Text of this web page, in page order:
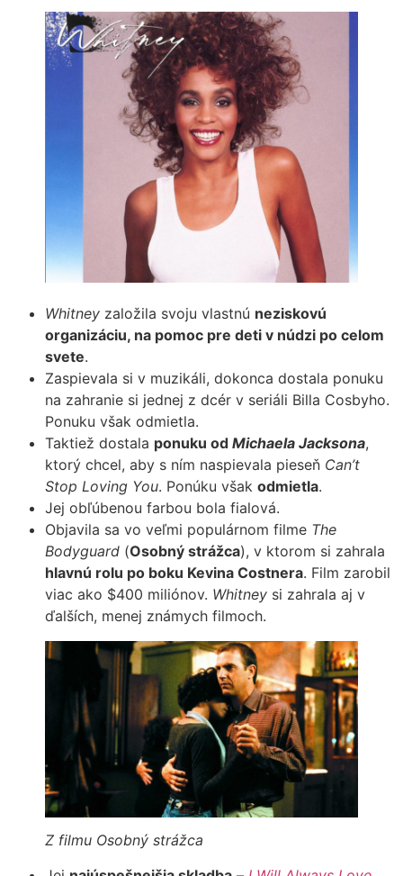
Whitney založila svoju vlastnú neziskovú
organizáciu, na pomoc pre deti v núdzi po celom
svete.
Zaspievala si v muzikáli, dokonca dostala ponuku
na zahranie si jednej z dcér v seriáli Billa Cosbyho.
Ponuku však odmietla.
Taktiež dostala ponuku od Michaela Jacksona,
ktorý chcel, aby s ním naspievala pieseň Can’t
Stop Loving You. Ponúku však odmietla.
Jej obľúbenou farbou bola fialová.
Objavila sa vo veľmi populárnom filme The
Bodyguard (Osobný strážca), v ktorom si zahrala
hlavnú rolu po boku Kevina Costnera. Film zarobil
viac ako $400 miliónov. Whitney si zahrala aj v
ďalších, menej známych filmoch.
Z filmu Osobný strážca